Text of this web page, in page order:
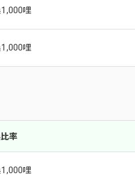
哩
哩
率
哩